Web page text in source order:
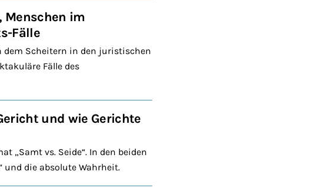
Menschen im
Fälle
dem Scheitern in den juristischen
Fälle des
und wie Gerichte
„Samt vs. Seide“. In den beiden
und die absolute Wahrheit.